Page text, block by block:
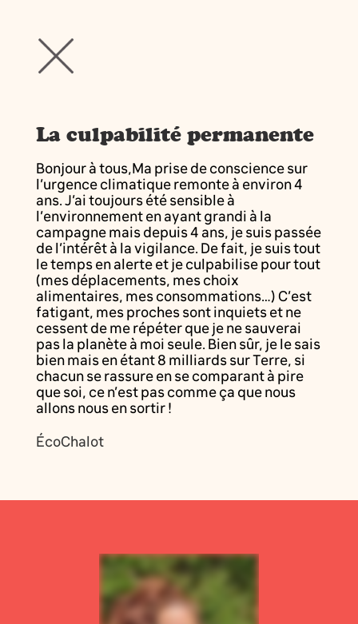
La culpabilité permanente
Bonjour à tous,Ma prise de conscience sur
l’urgence climatique remonte à environ 4
ans. J’ai toujours été sensible à
l’environnement en ayant grandi à la
campagne mais depuis 4 ans, je suis passée
de l’intérêt à la vigilance. De fait, je suis tout
le temps en alerte et je culpabilise pour tout
(mes déplacements, mes choix
alimentaires, mes consommations…) C’est
fatigant, mes proches sont inquiets et ne
cessent de me répéter que je ne sauverai
pas la planète à moi seule. Bien sûr, je le sais
bien mais en étant 8 milliards sur Terre, si
chacun se rassure en se comparant à pire
que soi, ce n’est pas comme ça que nous
allons nous en sortir !
ÉcoChalot